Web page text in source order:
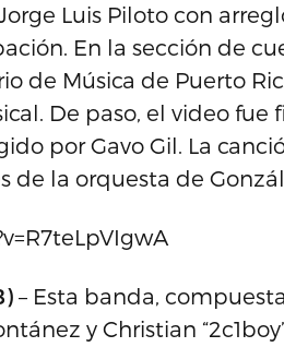
Luis Piloto con
En la sección de
de Música de Puerto
De paso, el video fue
por Gavo Gil. La
de la orquesta de
– Esta banda,
y Christian